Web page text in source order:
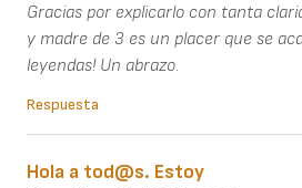
Gracias por explicarlo con tanta
y madre de 3 es un placer que se
leyendas! Un abrazo.
Respuesta
Hola a tod@s. Estoy